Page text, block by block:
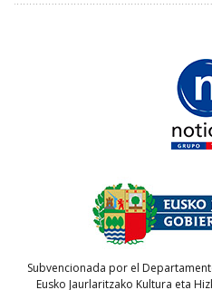
Subvencionada por el
Eusko Jaurlaritzako Kultura eta